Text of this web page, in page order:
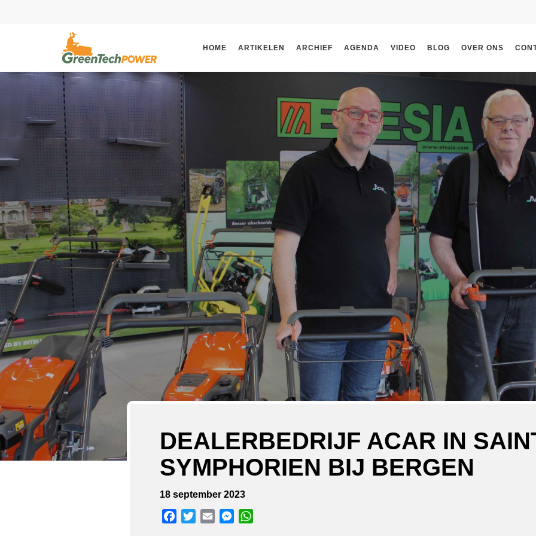
HOME ARTIKELEN ARCHIEF AGENDA VIDEO BLOG OVER ONS
DEALERBEDRIJF ACAR IN
SYMPHORIEN BIJ BERGEN
18 september 2023
Facebook
TwitterEmail Messenger